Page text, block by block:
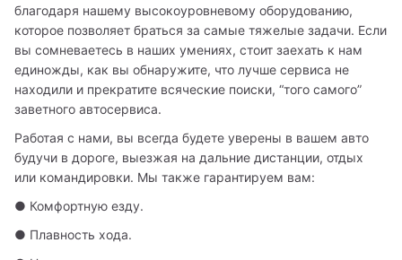
благодаря нашему высокоуровневому оборудованию,
которое позволяет браться за самые тяжелые задачи. Если
вы сомневаетесь в наших умениях, стоит заехать к нам
единожды, как вы обнаружите, что лучше сервиса не
находили и прекратите всяческие поиски, “того самого”
заветного автосервиса.
Работая с нами, вы всегда будете уверены в вашем авто
будучи в дороге, выезжая на дальние дистанции, отдых
или командировки. Мы также гарантируем вам:
● Комфортную езду.
● Плавность хода.